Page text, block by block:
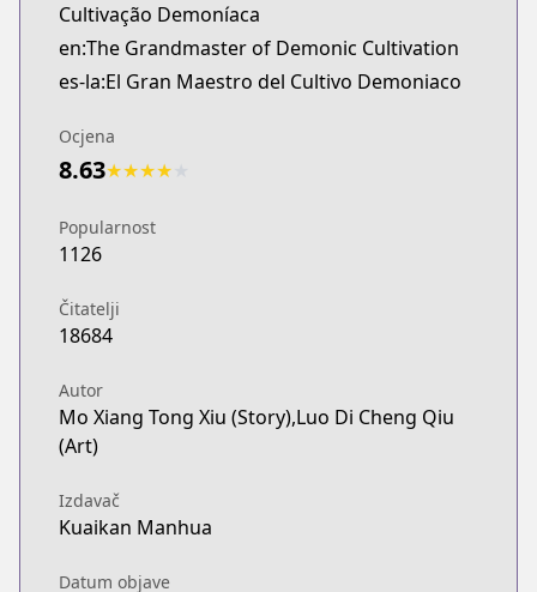
Cultivação Demoníaca
en:The Grandmaster of Demonic Cultivation
es-la:El Gran Maestro del Cultivo Demoniaco
Ocjena
8.63★★★★
Popularnost
1126
Čitatelji
18684
Autor
Mo Xiang Tong Xiu (Story),Luo Di Cheng Qiu
(Art)
Izdavač
Kuaikan Manhua
Datum objave